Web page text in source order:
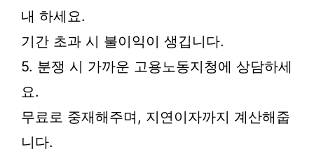
내 하세요.
기간 초과 시 불이익이 생깁니다.
5. 분쟁 시 가까운 고용노동지청에 상담하세
요.
무료로 중재해주며, 지연이자까지 계산해줍
니다.